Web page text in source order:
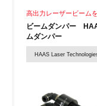
高出力レーザービーム
ビームダンパー
ムダンパー
HAAS Laser